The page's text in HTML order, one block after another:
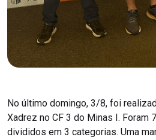
No último domingo, 3/8, foi
Xadrez no CF 3 do Minas I.
divididos em 3 categorias. Uma